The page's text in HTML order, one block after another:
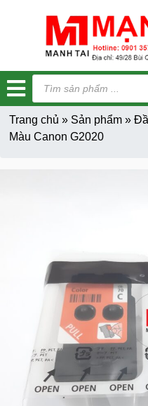
Tìm
kiếm
sản
phẩm
Trang chủ » Sản phẩm»
Màu Canon G2020